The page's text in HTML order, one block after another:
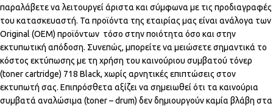
παραλάβετε να λειτουργεί άριστα και σύμφωνα με τις προδιαγραφές
του κατασκευαστή. Τα προϊόντα της εταιρίας μας είναι ανάλογα των
Original (OEM) προϊόντων τόσο στην ποιότητα όσο και στην
εκτυπωτική απόδοση. Συνεπώς, μπορείτε να μειώσετε σημαντικά το
κόστος εκτύπωσης με τη χρήση του καινούριου συμβατού τόνερ
(toner cartridge) 718 Black, χωρίς αρνητικές επιπτώσεις στον
εκτυπωτή σας. Επιπρόσθετα αξίζει να σημειωθεί ότι τα καινούρια
συμβατά αναλώσιμα (toner – drum) δεν δημιουργούν καμία βλάβη στα